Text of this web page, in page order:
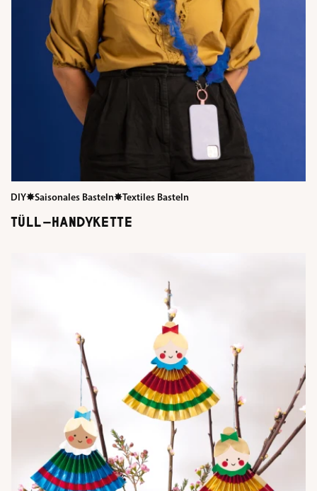
DIY✸Saisonales Basteln✸Textiles Basteln
TÜLL-HANDYKETTE